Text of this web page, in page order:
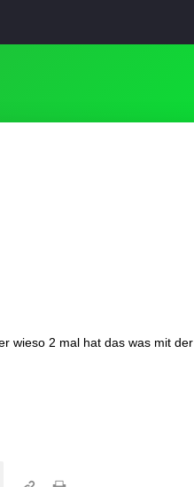
wieso 2 mal hat das was mit der